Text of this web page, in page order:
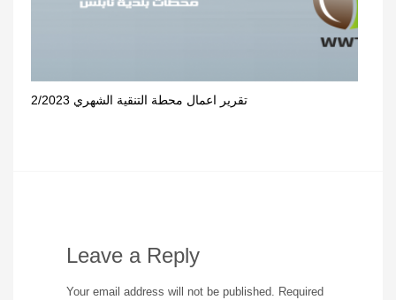
تقرير اعمال محطة التنقية الشهري 2/2023
Leave a Reply
Your email address will not be published. Required